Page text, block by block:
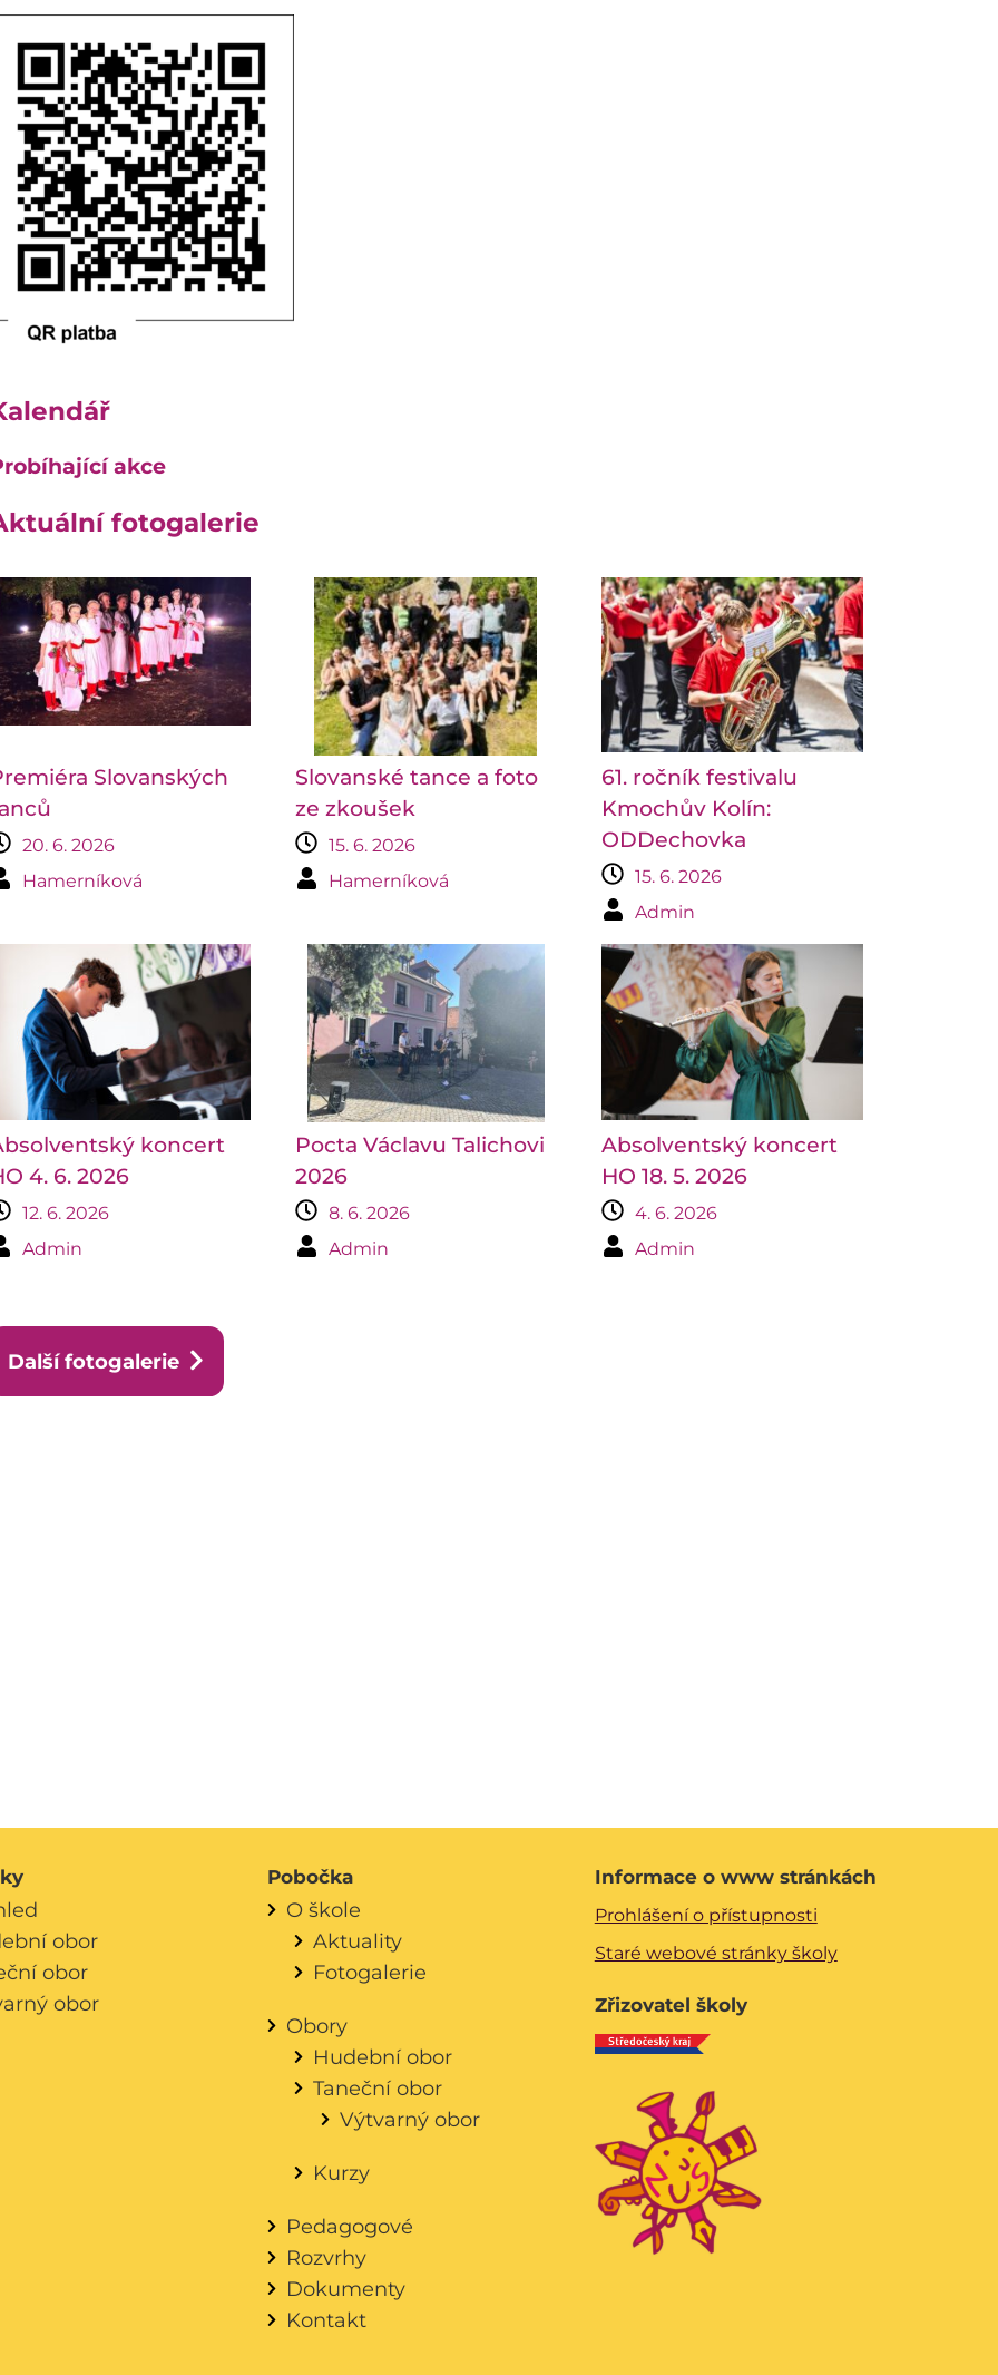
akce
fotogalerie
Slovanských
20. 6. 2026
Hamerníková
Slovanské tance a foto
ze zkoušek
15. 6. 2026
Hamerníková
61. ročník festivalu
Kmochův Kolín:
ODDechovka
15. 6. 2026
Admin
koncert
4. 6. 2026
12. 6. 2026
Admin
Pocta Václavu Talichovi
2026
8. 6. 2026
Admin
Absolventský koncert
HO 18. 5. 2026
4. 6. 2026
Admin
Další fotogalerie
obor
obor
obor
Pobočka
O škole
Aktuality
Fotogalerie
Obory
Hudební obor
Taneční obor
Výtvarný obor
Kurzy
Pedagogové
Rozvrhy
Dokumenty
Kontakt
Informace o www stránkách
Prohlášení o přístupnosti
Staré webové stránky školy
Zřizovatel školy